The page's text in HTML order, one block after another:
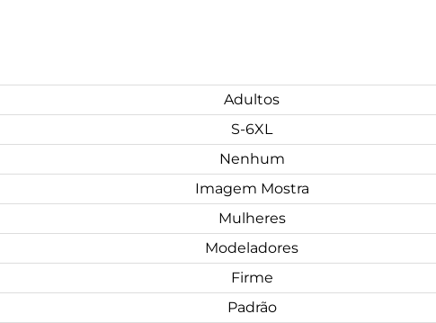
Adultos
S-6XL
Nenhum
Imagem Mostra
Mulheres
Modeladores
Firme
Padrão